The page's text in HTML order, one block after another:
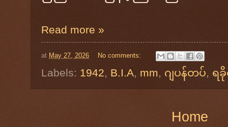
Read more »
at May 27, 2026 No comments:
Labels: 1942 B.I.A mm ဂျပန်တပ် ရ
Home